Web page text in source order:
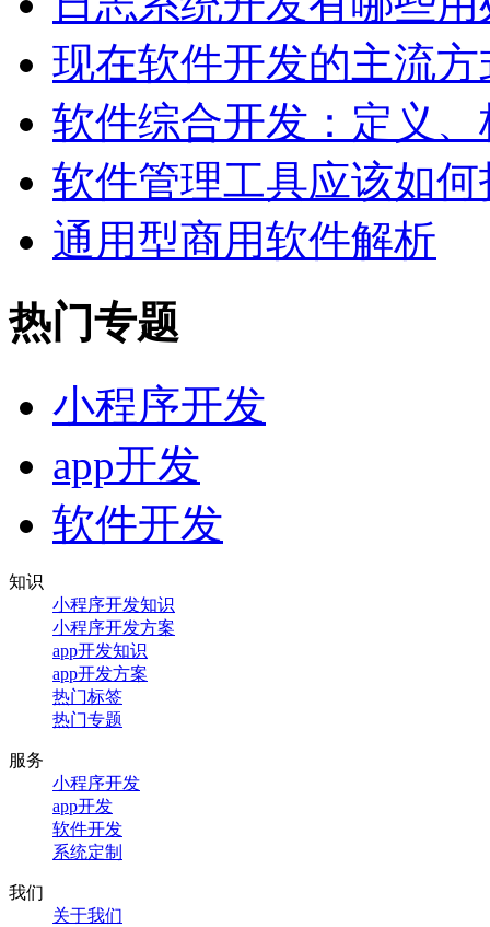
现在软件开发的主流
软件综合开发：定义
软件管理工具应该如
通用型商用软件解析
热门专题
小程序开发
app开发
软件开发
知识
小程序开发知识
小程序开发方案
app开发知识
app开发方案
热门标签
热门专题
服务
小程序开发
app开发
软件开发
系统定制
我们
关于我们